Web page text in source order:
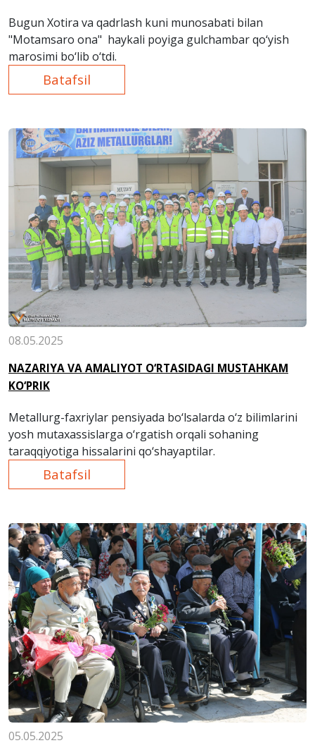
Bugun Xotira va qadrlash kuni munosabati bilan
"Motamsaro ona" haykali poyiga gulchambar qo‘yish
marosimi bo‘lib o‘tdi.
Batafsil
08.05.2025
NAZARIYA VA AMALIYOT O‘RTASIDAGI MUSTAHKAM
KO‘PRIK
Metallurg-faxriylar pensiyada bo‘lsalarda o‘z bilimlarini
yosh mutaxassislarga o‘rgatish orqali sohaning
taraqqiyotiga hissalarini qo‘shayaptilar.
Batafsil
05.05.2025